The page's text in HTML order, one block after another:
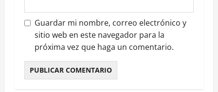
Guardar mi nombre, correo electrónico y
sitio web en este navegador para la
próxima vez que haga un comentario.